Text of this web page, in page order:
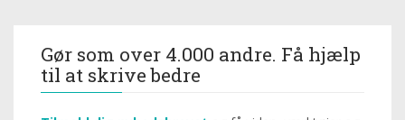
Gør som over 4.000 andre. Få hjælp
til at skrive bedre